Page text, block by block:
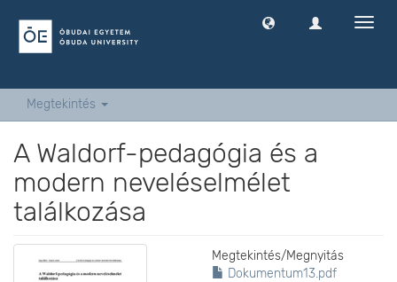
Megtekintés
A Waldorf-pedagógia és a
modern neveléselmélet
találkozása
Megtekintés/Megnyitás
Dokumentum13.pdf